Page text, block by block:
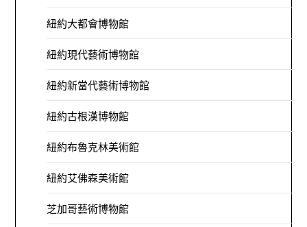
紐約大都會博物館
紐約現代藝術博物館
紐約新當代藝術博物館
紐約古根漢博物館
紐約布魯克林美術館
紐約艾佛森美術館
芝加哥藝術博物館